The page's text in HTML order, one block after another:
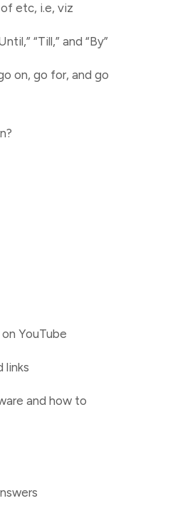
etc, i.e, viz
“Till,” and “By”
on, go for, and go
YouTube
links
and how to